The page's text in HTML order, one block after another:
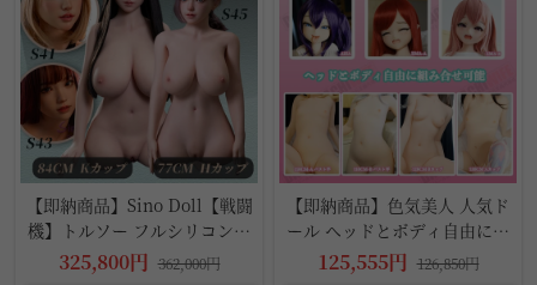
【即納商品】Sino Doll【戦闘
機】トルソー フルシリコン製
ラブドール
325,800円 362,000円
【即納商品】色気美人 人気ド
ール ヘッドとボディ自由に組
み合わせ
125,555円 126,850円